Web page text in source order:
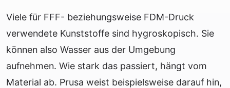
Viele für FFF- beziehungsweise FDM-Druck
verwendete Kunststoffe sind hygroskopisch. Sie
können also Wasser aus der Umgebung
aufnehmen. Wie stark das passiert, hängt vom
Material ab. Prusa weist beispielsweise darauf hin,